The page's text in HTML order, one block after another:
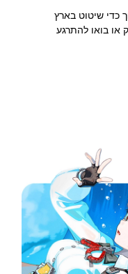
כדי שיטוט בארץ
בואו להתרגע